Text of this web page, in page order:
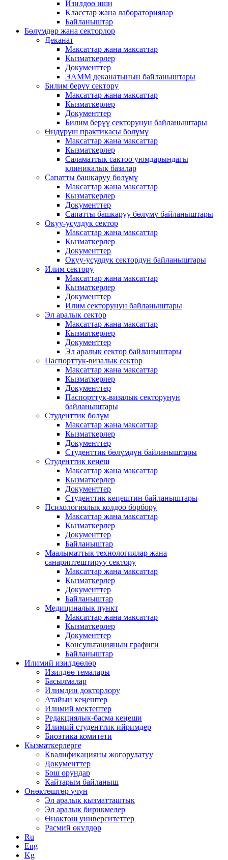
Изилдөө иши
Класстар жана лабораториялар
Байланыштар
Бөлүмдөр жана секторлор
Деканат
Максаттар жана максаттар
Кызматкерлер
Документтер
ЭАММ деканатынын байланыштары
Билим берүү сектору
Максаттар жана максаттар
Кызматкерлер
Документтер
Билим берүү секторунун байланыштары
Өндүрүш практикасы бөлүмү
Максаттар жана максаттар
Кызматкерлер
Саламаттык сактоо уюмдарындагы
клиникалык базалар
Сапатты башкаруу бөлүмү
Максаттар жана максаттар
Кызматкерлер
Документтер
Сапатты башкаруу бөлүмү байланыштары
Окуу-усулдук сектор
Максаттар жана максаттар
Кызматкерлер
Документтер
Окуу-усулдук сектордун байланыштары
Илим сектору
Максаттар жана максаттар
Кызматкерлер
Документтер
Илим секторунун байланыштары
Эл аралык сектор
Максаттар жана максаттар
Кызматкерлер
Документтер
Эл аралык сектор байланыштары
Паспорттук-визалык сектор
Максаттар жана максаттар
Кызматкерлер
Документтер
Паспорттук-визалык секторунун
байланыштары
Студенттик бөлүм
Максаттар жана максаттар
Кызматкерлер
Документтер
Студенттик бөлүмдүн байланыштары
Студенттик кеңеш
Максаттар жана максаттар
Кызматкерлер
Документтер
Студенттик кеңештин байланыштары
Психологиялык колдоо борбору
Максаттар жана максаттар
Кызматкерлер
Документтер
Байланыштар
Маалыматтык технологиялар жана
санариптештирүү сектору
Максаттар жана максаттар
Кызматкерлер
Документтер
Байланыштар
Медициналык пункт
Максаттар жана максаттар
Кызматкерлер
Документтер
Консультациянын графиги
Байланыштар
Илимий изилдөөлөр
Изилдөө темалары
Басылмалар
Илимдин докторлору
Атайын кеңештер
Илимий мектептер
Редакциялык-басма кеңеши
Илимий студенттик ийримдер
Биоэтика комитети
Кызматкерлерге
Квалификацияны жогорулатуу
Документтер
Бош орундар
Кайтарым байланыш
Өнөктөштөр үчүн
Эл аралык кызматташтык
Эл аралык бирикмелер
Өнөктөш университеттер
Расмий өкүлдөр
Ru
Eng
Kg